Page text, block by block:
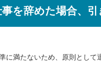
を辞めた場合、
に満たないため、原則として